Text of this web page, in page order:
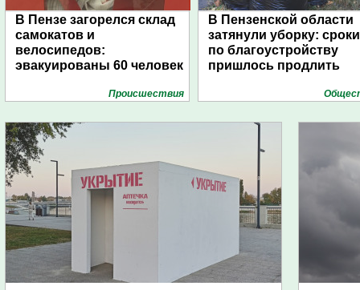
В Пензе загорелся склад
самокатов и
велосипедов:
эвакуированы 60 человек
Проиcшествия
В Пензенской области
затянули уборку: сроки
по благоустройству
пришлось продлить